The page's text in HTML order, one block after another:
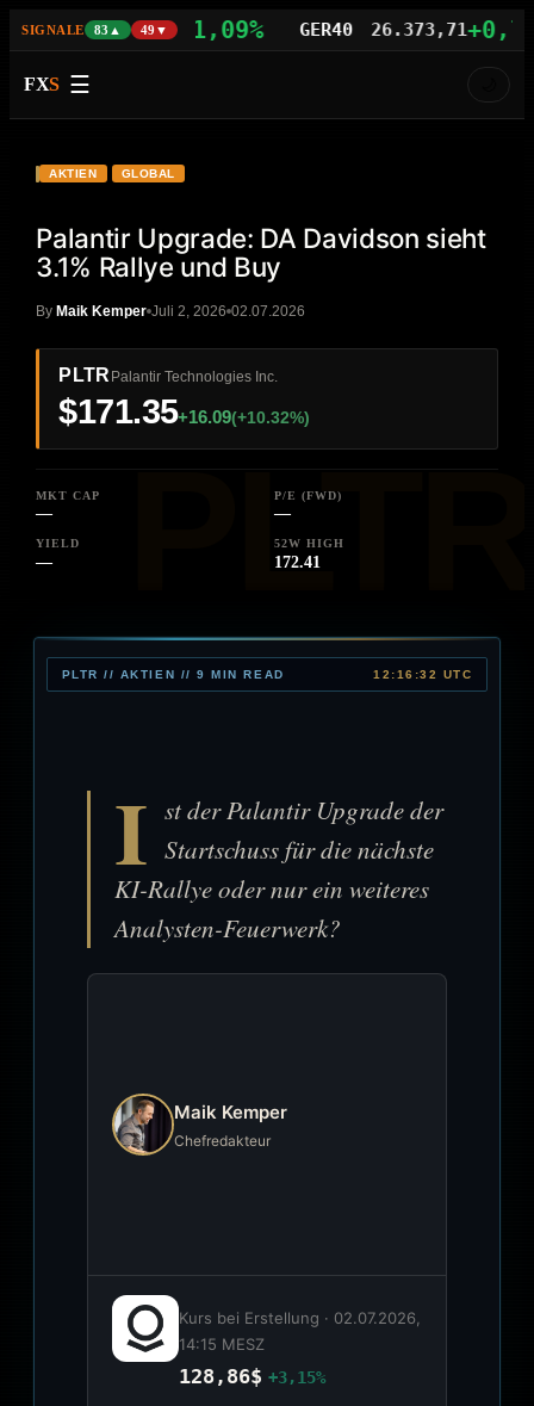
SIGNALE 83▲ 49▼
29.742,21+1,09% GER40 26.373,71+0,77%
FXS ☰
PLTR
AKTIEN GLOBAL
Palantir Upgrade: DA Davidson sieht
3.1% Rallye und Buy
ByMaik Kemper Juli 2, 2026 02.07.2026
PLTR Palantir Technologies Inc.
$171.35+16.09(+10.32%)
MKT CAP
—
P/E (FWD)
—
YIELD
—
52W HIGH
172.41
PLTR // AKTIEN // 9 MIN READ 12:16:32 UTC
I st der Palantir Upgrade der
Startschuss für die nächste
KI-Rallye oder nur ein weiteres
Analysten-Feuerwerk?
Maik Kemper
Chefredakteur
Kurs bei Erstellung · 02.07.2026,
14:15 MESZ
128,86$ +3,15%